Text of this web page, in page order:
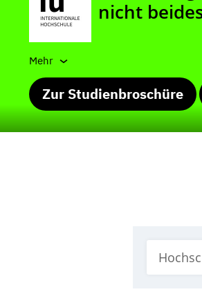
Mehr
Zur Studienbroschüre